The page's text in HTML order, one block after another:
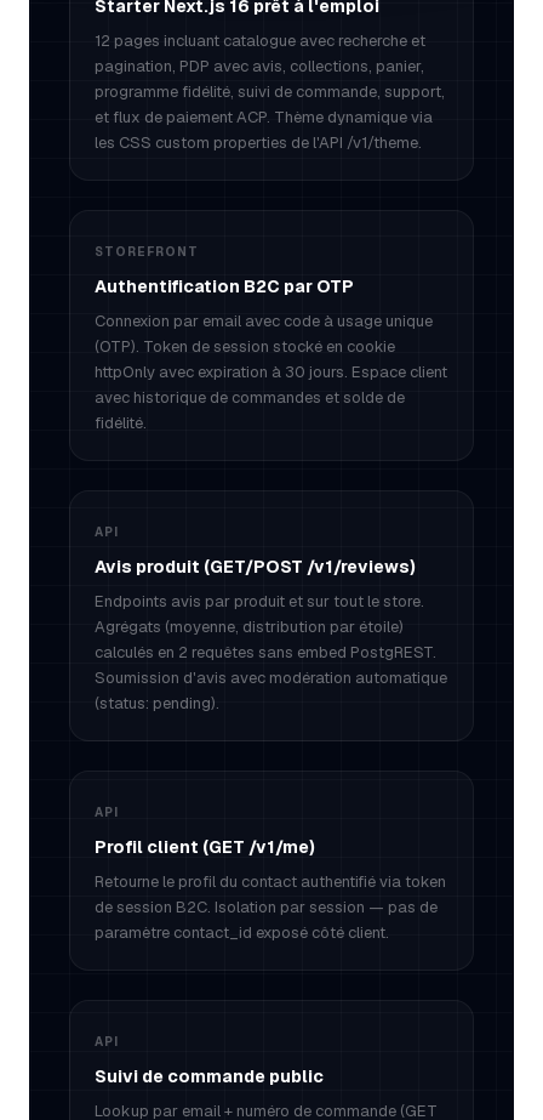
Starter Next.js 16 prêt à l'emploi
12 pages incluant catalogue avec recherche et
pagination, PDP avec avis, collections, panier,
programme fidélité, suivi de commande, support,
et flux de paiement ACP. Thème dynamique via
les CSS custom properties de l'API /v1/theme.
STOREFRONT
Authentification B2C par OTP
Connexion par email avec code à usage unique
(OTP). Token de session stocké en cookie
httpOnly avec expiration à 30 jours. Espace client
avec historique de commandes et solde de
fidélité.
API
Avis produit (GET/POST /v1/reviews)
Endpoints avis par produit et sur tout le store.
Agrégats (moyenne, distribution par étoile)
calculés en 2 requêtes sans embed PostgREST.
Soumission d'avis avec modération automatique
(status: pending).
API
Profil client (GET /v1/me)
Retourne le profil du contact authentifié via token
de session B2C. Isolation par session — pas de
paramètre contact_id exposé côté client.
API
Suivi de commande public
Lookup par email + numéro de commande (GET